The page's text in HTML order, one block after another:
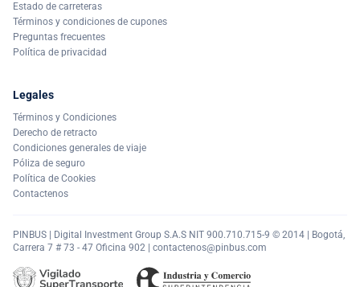
Estado de carreteras
Términos y condiciones de cupones
Preguntas frecuentes
Política de privacidad
Legales
Términos y Condiciones
Derecho de retracto
Condiciones generales de viaje
Póliza de seguro
Política de Cookies
Contactenos
PINBUS | Digital Investment Group S.A.S NIT 900.710.715-9 © 2014 | Bogotá,
Carrera 7 # 73 - 47 Oficina 902 | contactenos@pinbus.com